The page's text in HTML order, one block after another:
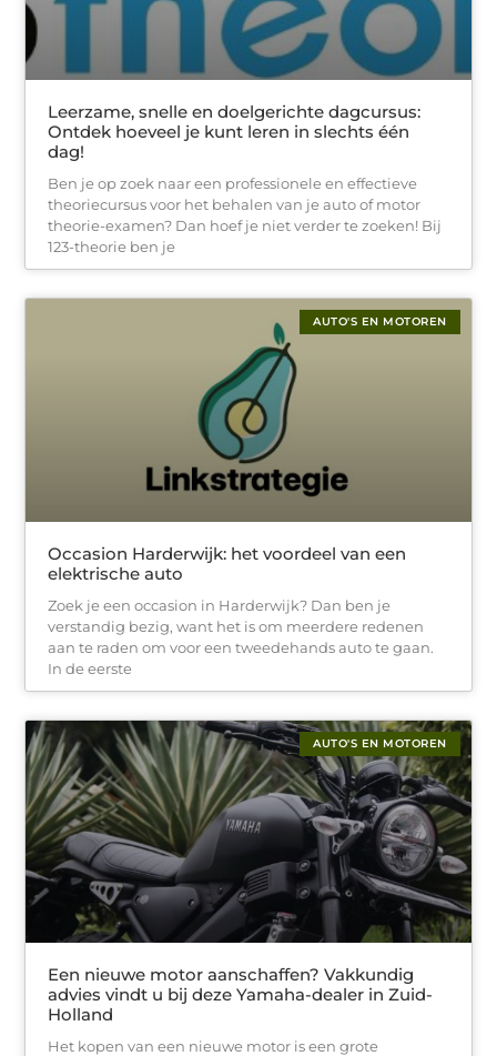
Leerzame, snelle en doelgerichte dagcursus:
Ontdek hoeveel je kunt leren in slechts één
dag!
Ben je op zoek naar een professionele en effectieve
theoriecursus voor het behalen van je auto of motor
theorie-examen? Dan hoef je niet verder te zoeken! Bij
123-theorie ben je
AUTO'S EN MOTOREN
Occasion Harderwijk: het voordeel van een
elektrische auto
Zoek je een occasion in Harderwijk? Dan ben je
verstandig bezig, want het is om meerdere redenen
aan te raden om voor een tweedehands auto te gaan.
In de eerste
AUTO'S EN MOTOREN
Een nieuwe motor aanschaffen? Vakkundig
advies vindt u bij deze Yamaha-dealer in Zuid-
Holland
Het kopen van een nieuwe motor is een grote